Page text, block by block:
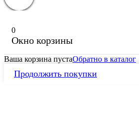
0
Окно корзины
Ваша корзина пустаОбратно в каталог
Продолжить покупки